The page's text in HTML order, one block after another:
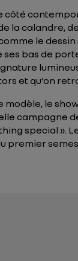
côté
la calandre,
le
bas de
et qu’on
modèle, le
campagne
special ».
premier